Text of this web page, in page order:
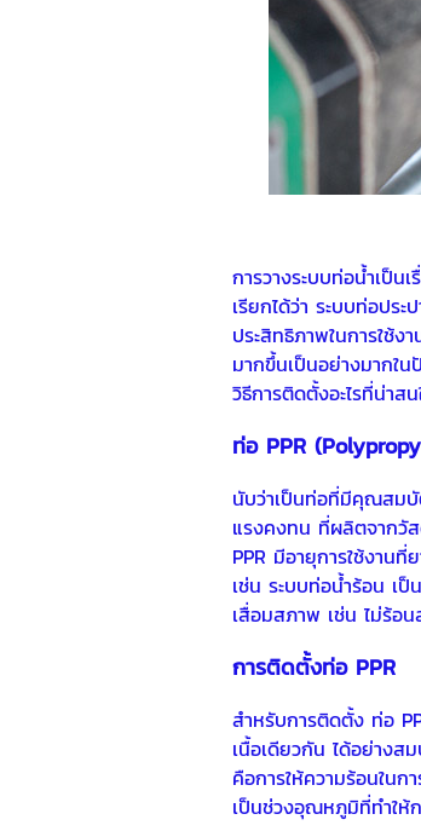
การวางระบบท่อน้ำเป็
เรียกได้ว่า ระบบท่อปร
ประสิทธิภาพในการใช้
มากขึ้นเป็นอย่างมากใ
วิธีการติดตั้งอะไรที่น่าส
ท่อ PPR
นับว่าเป็นท่อที่มีคุณสมบั
แรงคงทน ที่ผลิตจากวั
PPR มีอายุการใช้งาน
เช่น ระบบท่อน้ำร้อน เ
เสื่อมสภาพ เช่น ไม่ร้อน
การติดตั้งท่อ PPR
สำหรับการติดตั้ง ท่อ
เนื้อเดียวกัน ได้อย่างส
คือการให้ความร้อนใน
เป็นช่วงอุณหภูมิที่ทำให้